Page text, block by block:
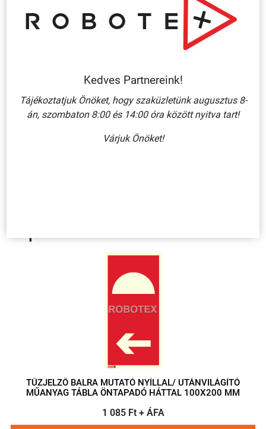
csíkok,szalagok, nyilak
padlón elhelyezendő jelzések, ahol szabványkövetelmény a
javítja a képjel láthatóságát.
A teljesség igénye nélkül széles választékban megtalálhatóak
termékpalettánkon utánvilágító táblák, csíkok, szalagok, jelölő
TŰZJELZŐ BALRA MUTATÓ NYÍLLAL/ UTÁNVILÁGÍTÓ
MŰANYAG TÁBLA ÖNTAPADÓ HÁTTAL 100X200 MM
1 085 Ft + ÁFA
Kedves Partnereink!
Tájékoztatjuk Önöket, hogy szaküzletünk augusztus 8-
án, szombaton 8:00 és 14:00 óra között nyitva tart!
Várjuk Önöket!